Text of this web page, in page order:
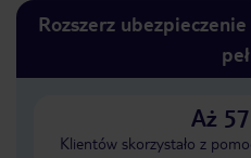
Rozszerz
Aż
Klientów skorzystało z